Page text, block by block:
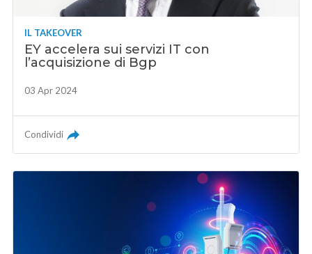
IL TAKEOVER
EY accelera sui servizi IT con
l’acquisizione di Bgp
03 Apr 2024
Condividi